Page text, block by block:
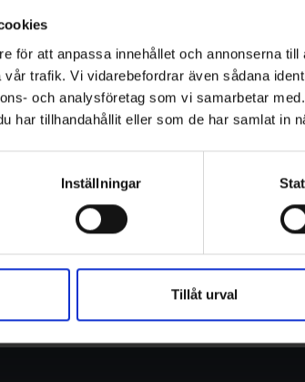
för att anpassa innehållet och annonserna
trafik. Vi vidarebefordrar även sådana
och analysföretag som vi samarbetar
har tillhandahållit eller som de har samlat in
Inställningar
Tillåt urval
den här typen av kartläggning för att
arbetsledare.
eftersom den ligger till grund för
kompetens och noggrannhet samt att
av att utföra och kartlägga både akut
tekniken för brunnsscanning, gör oss till
Tungelsta och pågår under hösten